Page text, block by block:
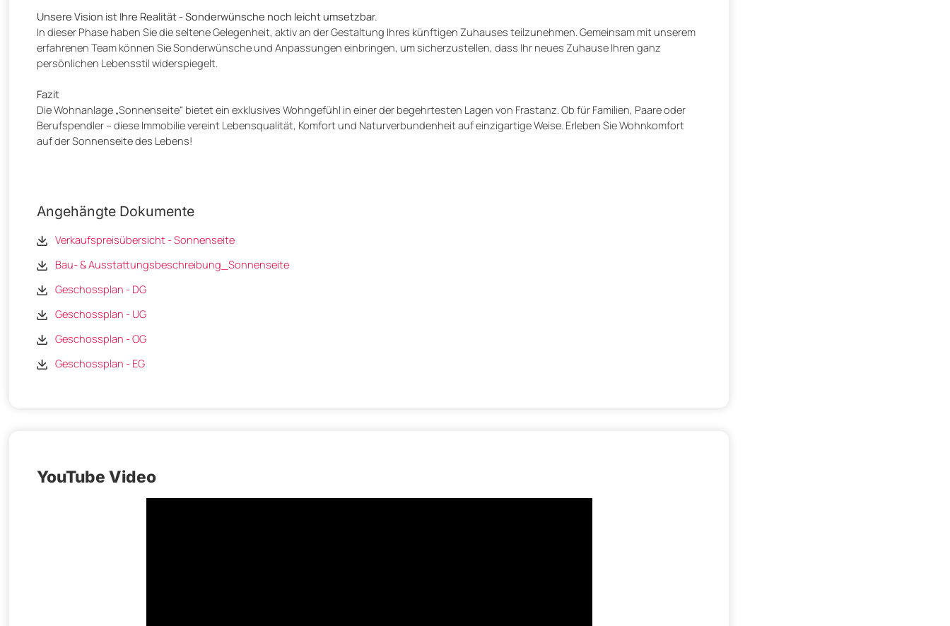
Unsere Vision ist Ihre Realität - Sonderwünsche noch leicht umsetzbar.
In dieser Phase haben Sie die seltene Gelegenheit, aktiv an der Gestaltung Ihres künftigen Zuhauses teilzunehmen. Gemeinsam mit unserem
erfahrenen Team können Sie Sonderwünsche und Anpassungen einbringen, um sicherzustellen, dass Ihr neues Zuhause Ihren ganz
persönlichen Lebensstil widerspiegelt.
Fazit
Die Wohnanlage „Sonnenseite“ bietet ein exklusives Wohngefühl in einer der begehrtesten Lagen von Frastanz. Ob für Familien, Paare oder
Berufspendler – diese Immobilie vereint Lebensqualität, Komfort und Naturverbundenheit auf einzigartige Weise. Erleben Sie Wohnkomfort
auf der Sonnenseite des Lebens!
Angehängte Dokumente
Verkaufspreisübersicht - Sonnenseite
Bau- & Ausstattungsbeschreibung_Sonnenseite
Geschossplan - DG
Geschossplan - UG
Geschossplan - OG
Geschossplan - EG
YouTube Video